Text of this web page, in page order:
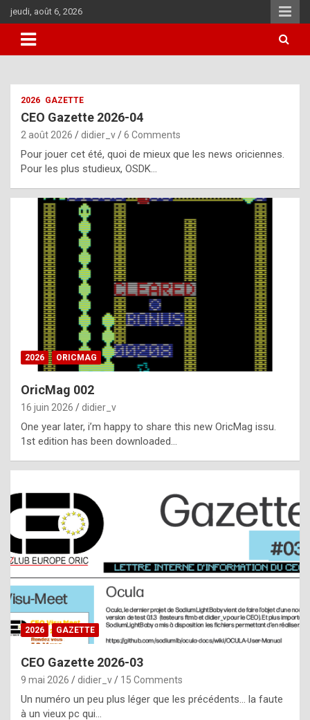
Skip
to
content
jeudi, août 6, 2026
i
u
l
y
d
i
ff
i
l
t
t
s
t
a
s
i
e
f
2026 GAZETTE
CEO Gazette 2026-04
2 août 2026 didier_v 6 Comments
Pour jouer cet été, quoi de mieux que les news oriciennes.
Pour les plus studieux, OSDK…
2026 ORICMAG
OricMag 002
16 juin 2026 didier_v
One year later, i’m happy to share this new OricMag issu.
1st edition has been downloaded…
2026 GAZETTE
CEO Gazette 2026-03
9 mai 2026 didier_v 15 Comments
Un numéro un peu plus léger que les précédents… la faute
à un vieux pc qui…